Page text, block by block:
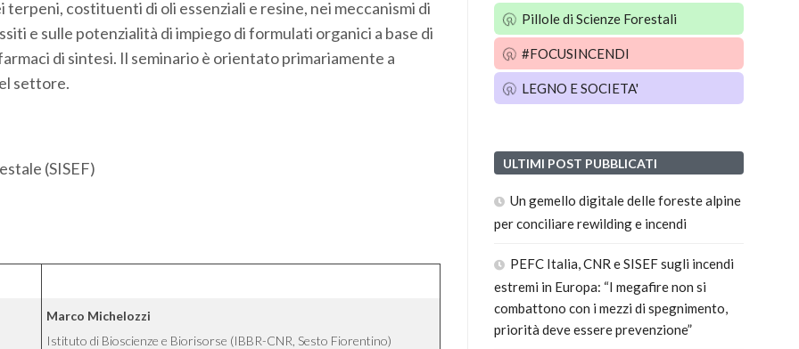
costituenti di oli essenziali e resine, nei meccanismi di
e sulle potenzialità di impiego di formulati organici a base di
di sintesi. Il seminario è orientato primariamente a
settore.
(SISEF)
Marco Michelozzi
Istituto di Bioscienze e Biorisorse (IBBR-CNR, Sesto Fiorentino)
Pillole di Scienze Forestali
#FOCUSINCENDI
LEGNO E SOCIETA'
ULTIMI POST PUBBLICATI
Un gemello digitale delle foreste alpine
per conciliare rewilding e incendi
PEFC Italia, CNR e SISEF sugli incendi
estremi in Europa: “I megafire non si
combattono con i mezzi di spegnimento,
priorità deve essere prevenzione”